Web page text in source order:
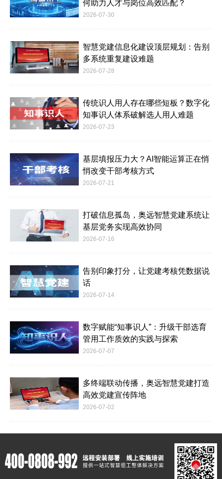
何助力人才与岗位高效匹配？
2026-07-30
智慧党建信息化建设顶层规划：告别
多系统重复建设难题
2026-07-28
传统识人用人存在哪些短板？数字化
知事识人体系破解选人用人难题
2026-07-23
基层填报压力大？AI智能运算正在悄
悄改变干部考核方式
2026-07-21
打破信息孤岛，奥远智慧党建系统让
基层党务实现高效协同
2026-07-16
告别印象打分，让党建考核凭数据说
话
2026-07-14
数字赋能“知事识人”：升级干部选育
管用工作质效的实践与探索
2026-07-07
多终端联动传播，奥远智慧党建打造
高效党建宣传阵地
2026-07-02